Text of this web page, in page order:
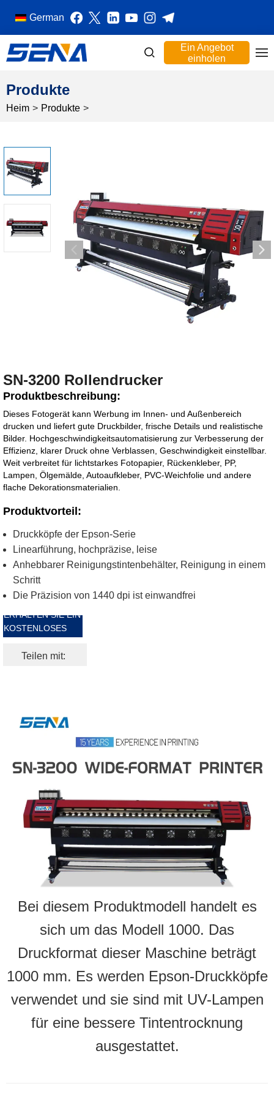
German
Ein Angebot
einholen
Produkte
Heim > Produkte >
SN-3200 Rollendrucker
Produktbeschreibung:
Dieses Fotogerät kann Werbung im Innen- und Außenbereich
drucken und liefert gute Druckbilder, frische Details und realistische
Bilder. Hochgeschwindigkeitsautomatisierung zur Verbesserung der
Effizienz, klarer Druck ohne Verblassen, Geschwindigkeit einstellbar.
Weit verbreitet für lichtstarkes Fotopapier, Rückenkleber, PP,
Lampen, Ölgemälde, Autoaufkleber, PVC-Weichfolie und andere
flache Dekorationsmaterialien.
Produktvorteil:
Druckköpfe der Epson-Serie
Linearführung, hochpräzise, leise
Anhebbarer Reinigungstintenbehälter, Reinigung in einem
Schritt
Die Präzision von 1440 dpi ist einwandfrei
ERHALTEN SIE EIN
KOSTENLOSES
Teilen mit:
Bei diesem Produktmodell handelt es
sich um das Modell 1000. Das
Druckformat dieser Maschine beträgt
1000 mm. Es werden Epson-Druckköpfe
verwendet und sie sind mit UV-Lampen
für eine bessere Tintentrocknung
ausgestattet.